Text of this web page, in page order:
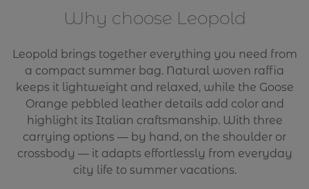
Why choose Leopold
Leopold brings together everything you need from
a compact summer bag. Natural woven raffia
keeps it lightweight and relaxed, while the Goose
Orange pebbled leather details add color and
highlight its Italian craftsmanship. With three
carrying options — by hand, on the shoulder or
crossbody — it adapts effortlessly from everyday
city life to summer vacations.